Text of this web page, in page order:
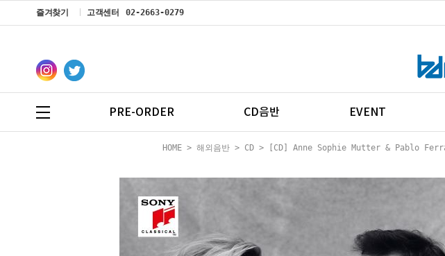
즐겨찾기 고객센터 02-2663-0279
PRE-ORDER CD음반 EVENT
HOME > 해외음반 > CD > [CD] Anne Sophie Mutter & Pablo